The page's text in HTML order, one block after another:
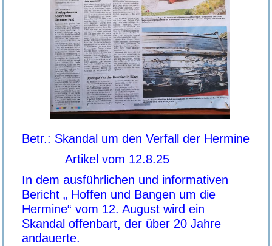
Betr.: Skandal um den Verfall der Hermine
Artikel vom 12.8.25
In dem ausführlichen und informativen
Bericht „ Hoffen und Bangen um die
Hermine“ vom 12. August wird ein
Skandal offenbart, der über 20 Jahre
andauerte.